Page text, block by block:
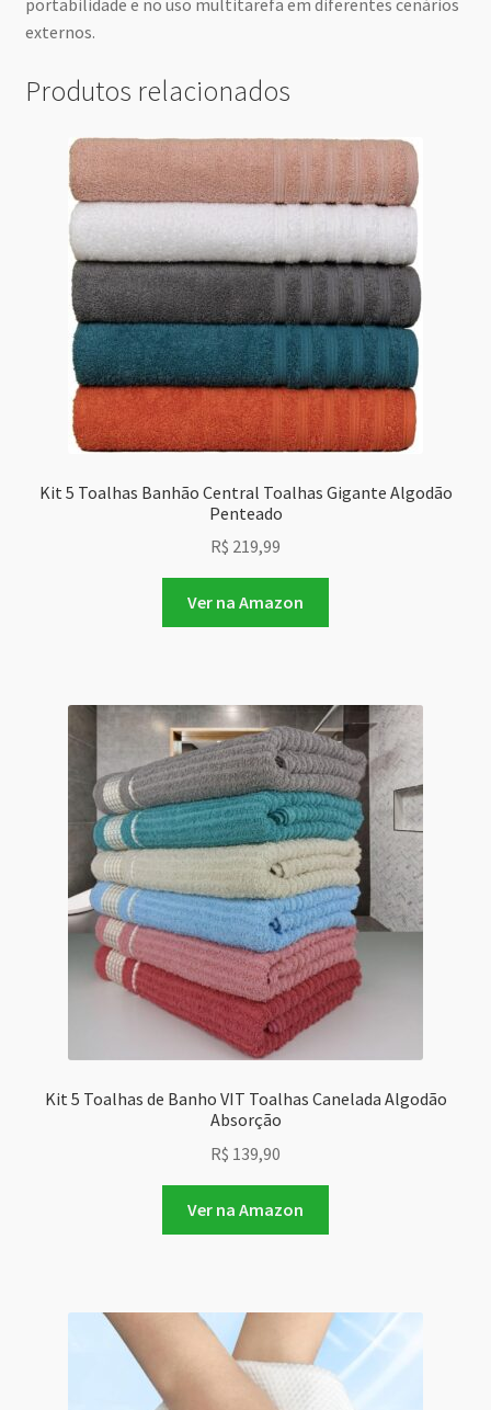
externos.
Produtos relacionados
Kit 5 Toalhas Banhão Central Toalhas Gigante Algodão
Penteado
R$ 219,99
Ver na Amazon
Kit 5 Toalhas de Banho VIT Toalhas Canelada Algodão
Absorção
R$ 139,90
Ver na Amazon